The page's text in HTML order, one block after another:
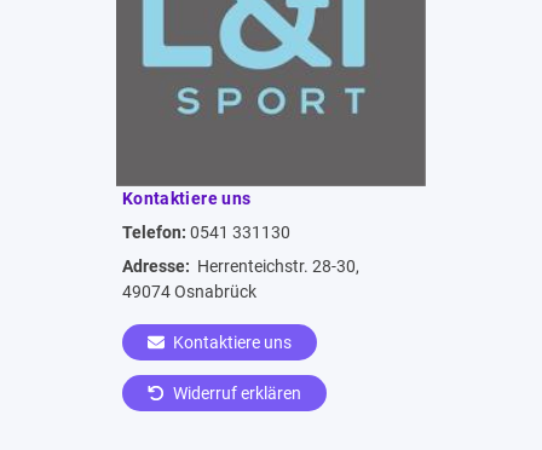
Kontaktiere uns
Telefon: 0541 331130
Adresse: Herrenteichstr. 28-30,
49074 Osnabrück
Kontaktiere uns
Widerruf erklären